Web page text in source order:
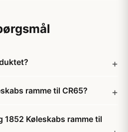
ramme til CR65?
Køleskabs ramme til